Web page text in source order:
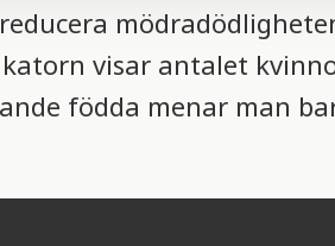
visar antalet
födda menar man